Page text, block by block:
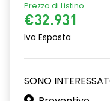
disattivazione ADAS
distance warning
doppio fondo
driver display 10''
Prezzo di Listino
€32.931
Iva Esposta
SONO